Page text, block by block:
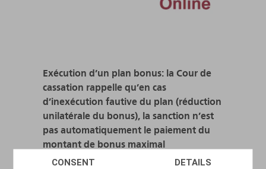
CONSENT DETAILS
Exécution d’un plan bonus: la Cour de
cassation rappelle qu’en cas
d’inexécution fautive du plan (réduction
unilatérale du bonus), la sanction n’est
pas automatiquement le paiement du
montant de bonus maximal